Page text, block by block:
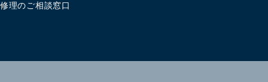
修理のご相談窓口